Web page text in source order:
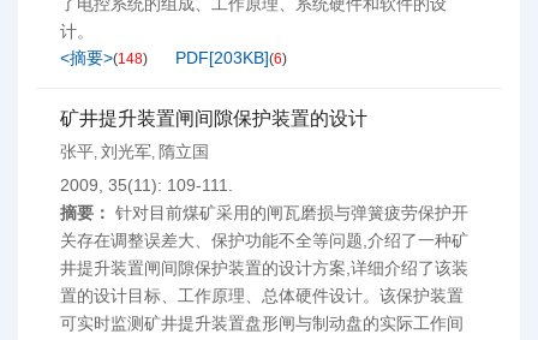
计。
<摘要>(148) PDF[203KB](6)
矿井提升装置闸间隙保护装置的设计
张平, 刘光军, 隋立国
2009, 35(11): 109-111.
摘要： 针对目前煤矿采用的闸瓦磨损与弹簧疲劳保护开
关存在调整误差大、保护功能不全等问题,介绍了一种矿
井提升装置闸间隙保护装置的设计方案,详细介绍了该装
置的设计目标、工作原理、总体硬件设计。该保护装置
可实时监测矿井提升装置盘形闸与制动盘的实际工作间